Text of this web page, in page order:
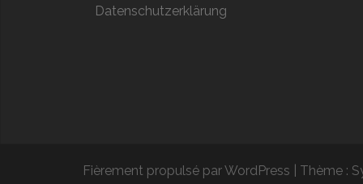
Datenschutzerklärung
Fièrement propulsé par WordPress Thème :